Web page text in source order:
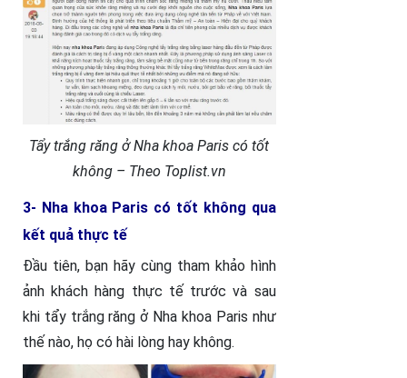
Tẩy trắng răng ở Nha khoa Paris có tốt
không – Theo Toplist.vn
3- Nha khoa Paris có tốt không qua
kết quả thực tế
Đầu tiên, bạn hãy cùng tham khảo hình
ảnh khách hàng thực tế trước và sau
khi tẩy trắng răng ở Nha khoa Paris như
thế nào, họ có hài lòng hay không.